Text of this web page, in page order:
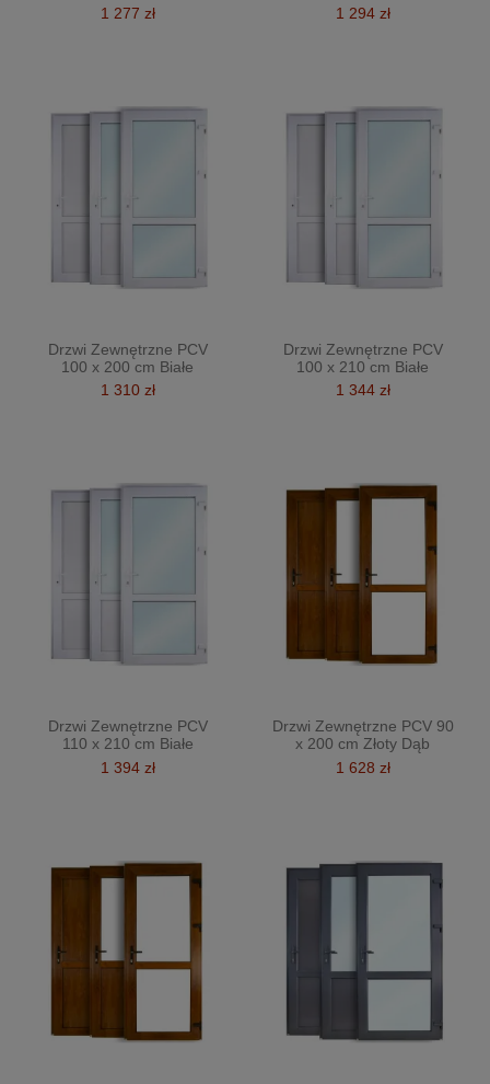
1 277 zł
1 294 zł
Drzwi Zewnętrzne PCV
100 x 200 cm Białe
1 310 zł
Drzwi Zewnętrzne PCV
100 x 210 cm Białe
1 344 zł
Drzwi Zewnętrzne PCV
110 x 210 cm Białe
1 394 zł
Drzwi Zewnętrzne PCV 90
x 200 cm Złoty Dąb
1 628 zł